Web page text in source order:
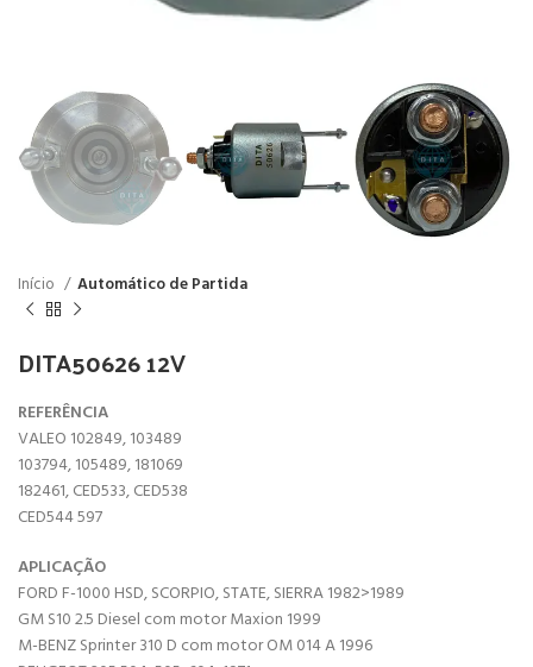
Início Automático de Partida
DITA50626 12V
REFERÊNCIA
VALEO 102849, 103489
103794, 105489, 181069
182461, CED533, CED538
CED544 597
APLICAÇÃO
FORD F-1000 HSD, SCORPIO, STATE, SIERRA 1982>1989
GM S10 2.5 Diesel com motor Maxion 1999
M-BENZ Sprinter 310 D com motor OM 014 A 1996